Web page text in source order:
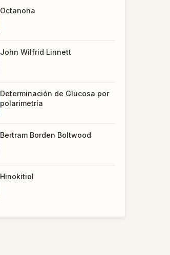
Octanona
John Wilfrid Linnett
Determinación de Glucosa por
polarimetría
Bertram Borden Boltwood
Hinokitiol